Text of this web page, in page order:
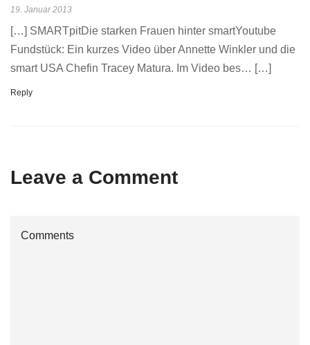
19. Januar 2013
[…] SMARTpitDie starken Frauen hinter smartYoutube
Fundstück: Ein kurzes Video über Annette Winkler und die
smart USA Chefin Tracey Matura. Im Video bes… […]
Reply
Leave a Comment